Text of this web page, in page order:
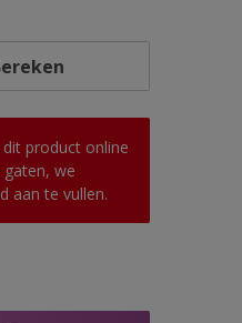
product online
we
aan te vullen.